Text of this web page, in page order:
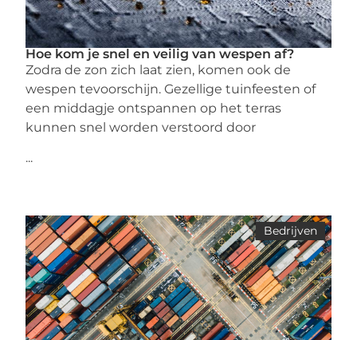
Hoe kom je snel en veilig van wespen af?
Zodra de zon zich laat zien, komen ook de
wespen tevoorschijn. Gezellige tuinfeesten of
een middagje ontspannen op het terras
kunnen snel worden verstoord door
...
Bedrijven